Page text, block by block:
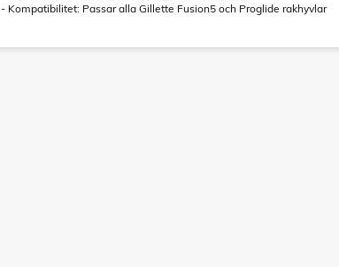
- Kompatibilitet: Passar alla Gillette Fusion5 och Proglide rakhyvlar